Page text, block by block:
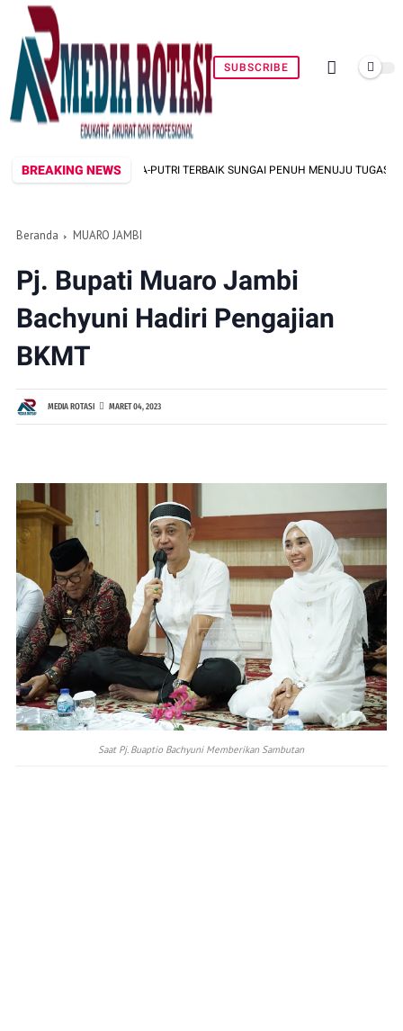
SUBSCRIBE
BREAKING NEWS
PUTRA-PUTRI TERBAIK SUNGAI PENUH MENUJU TUGAS PASKIBRAKA
Beranda MUARO JAMBI
Pj. Bupati Muaro Jambi
Bachyuni Hadiri Pengajian
BKMT
MEDIA ROTASI MARET 04, 2023
Saat Pj. Buaptio Bachyuni Memberikan Sambutan